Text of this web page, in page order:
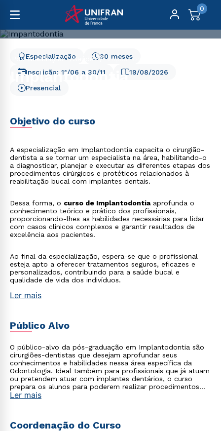
0
Pós-Graduação Saúde Implantodontia
Implantodontia19/08/2026
30 meses
Especialização
Presencial
Inscrição: 11/06 a 30/11
Objetivo do curso
A especialização em Implantodontia capacita o cirurgião-
dentista a se tornar um especialista na área, habilitando-o
a diagnosticar, planejar e executar as diferentes etapas dos
procedimentos cirúrgicos e protéticos relacionados à
reabilitação bucal com implantes dentais.
Dessa forma, o curso de Implantodontiaaprofunda o
conhecimento teórico e prático dos profissionais,
proporcionando-lhes as habilidades necessárias para lidar
com casos clínicos complexos e garantir resultados de
excelência aos pacientes.
Ao final da especialização, espera-se que o profissional
esteja apto a oferecer tratamentos seguros, eficazes e
personalizados, contribuindo para a saúde bucal e
qualidade de vida dos indivíduos.
Ler mais
Público Alvo
O público-alvo da pós-graduação em Implantodontia são
cirurgiões-dentistas que desejam aprofundar seus
conhecimentos e habilidades nessa área específica da
Odontologia. Ideal também para profissionais que já atuam
ou pretendem atuar com implantes dentários, o curso
prepara os alunos para poderem realizar procedimentos
complexos de reabilitação oral com implantes, desde o
Ler mais
Coordenação do Curso